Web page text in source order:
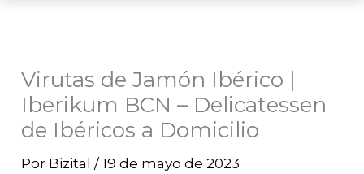
Virutas de Jamón Ibérico |
Iberikum BCN – Delicatessen
de Ibéricos a Domicilio
Por Bizital/19 de mayo de 2023